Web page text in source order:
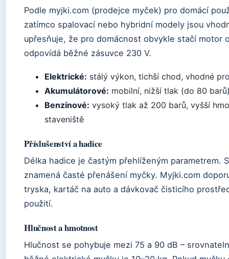
Podle myjki.com (prodejce myček) pro domácí
zatímco spalovací nebo hybridní modely jsou
upřesňuje, že pro domácnost obvykle stačí motor
odpovídá běžné zásuvce 230 V.
Elektrické: stálý výkon, tichší chod, vhodné
Akumulátorové: mobilní, nižší tlak (do 80
Benzínové: vysoký tlak až 200 barů, vyšší
staveniště
Příslušenství a hadice
Délka hadice je častým přehlíženým parametrem.
znamená časté přenášení myčky. Myjki.com
tryska, kartáč na auto a dávkovač čisticího
použití.
Hlučnost a hmotnost
Hlučnost se pohybuje mezi 75 a 90 dB –